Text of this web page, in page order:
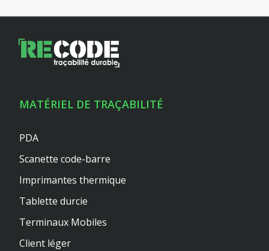
MATÉRIEL DE TRAÇABILITÉ
PDA
Scanette code-barre
Imprimantes thermique
Tablette durcie
Terminaux Mobiles
Client léger